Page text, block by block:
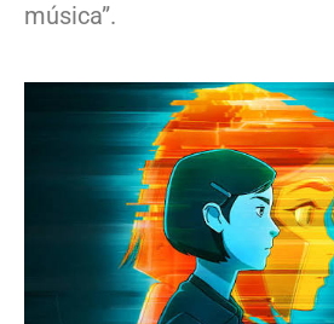
música”.